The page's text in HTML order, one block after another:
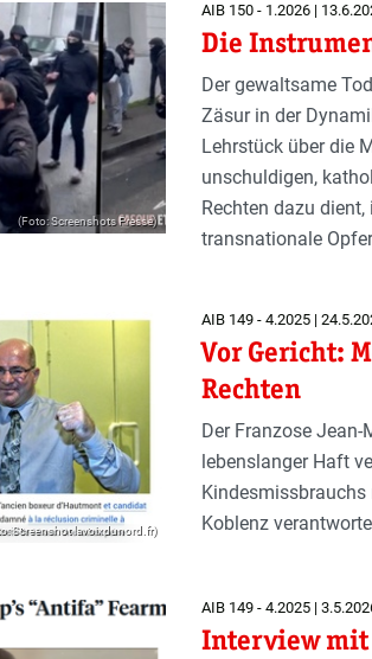
(Foto: Screenshots Presse)
AIB 150 - 1.2026 |
Die
Der gewaltsame
Zäsur in der
Lehrstück über die
unschuldigen,
Rechten dazu
transnationale
Screenshot lavoixdunord.fr)
AIB 149 - 4.2025 |
Vor Gericht:
Rechten
Der Franzose
lebenslanger Haft
Koblenz
AIB 149 - 4.2025 |
Interview mit